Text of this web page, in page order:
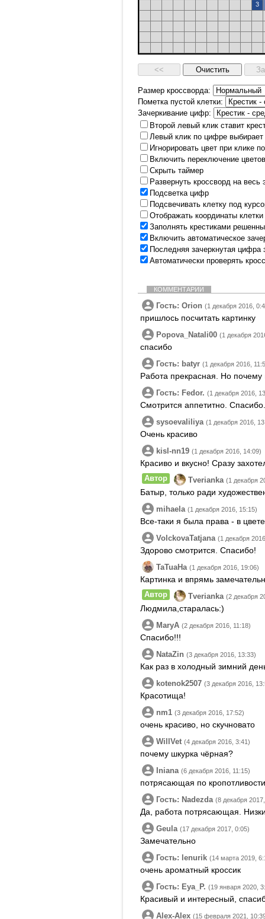
3
Размер кроссворда:
Пометка пустой клетки:
Зачеркивание цифр:
Второй левый клик ставит
Левый клик по цифре выбирает
Игнорировать цвет при клике
Включить переключение
Скрыть таймер
Развернуть кроссворд на
Подсветка цифр
Подсвечивать клетку под
Отображать координаты
Заполнять крестиками
Включить автоматическое
Последняя зачеркнутая цифра
Автоматически проверять
КОММЕНТАРИИ
Гость: Orion (1 декабря 2016,
пришлось посчитать картинку
Popova_Natali00 (1 декабря
спасибо
Гость: batyr (1 декабря 2016,
Работа прекрасная. Но
Гость: Fedor. (1 декабря 2016,
Смотрится аппетитно. Спасибо.
sysoevaliliya (1 декабря 2016,
Очень красиво
kisl-nn19 (1 декабря 2016, 14:09)
Красиво и вкусно! Сразу
Автор Tverianka (1 декабря
Батыр, только ради
mihaela (1 декабря 2016, 15:15)
Все-таки я была права - в
VolckovaTatjana (1 декабря
Здорово смотрится. Спасибо!
TaTuaHa (1 декабря 2016, 19:06)
Картинка и впрямь
Автор Tverianka (2 декабря
Людмила,старалась:)
MaryA (2 декабря 2016, 11:18)
Спасибо!!!
NataZin (3 декабря 2016, 13:33)
Как раз в холодный зимний
kotenok2507 (3 декабря 2016,
Красотища!
nm1 (3 декабря 2016, 17:52)
очень красиво, но скучновато
WillVet (4 декабря 2016, 3:41)
почему шкурка чёрная?
Iniana (6 декабря 2016, 11:15)
потрясающая по
Гость: Nadezda (8 декабря
Да, работа потрясающая.
Geula (17 декабря 2017, 0:05)
Замечательно
Гость: lenurik (14 марта 2019,
очень ароматный кроссик
Гость: Eya_P. (19 января 2020,
Красивый и интересный,
Alex-Alex (15 февраля 2021,